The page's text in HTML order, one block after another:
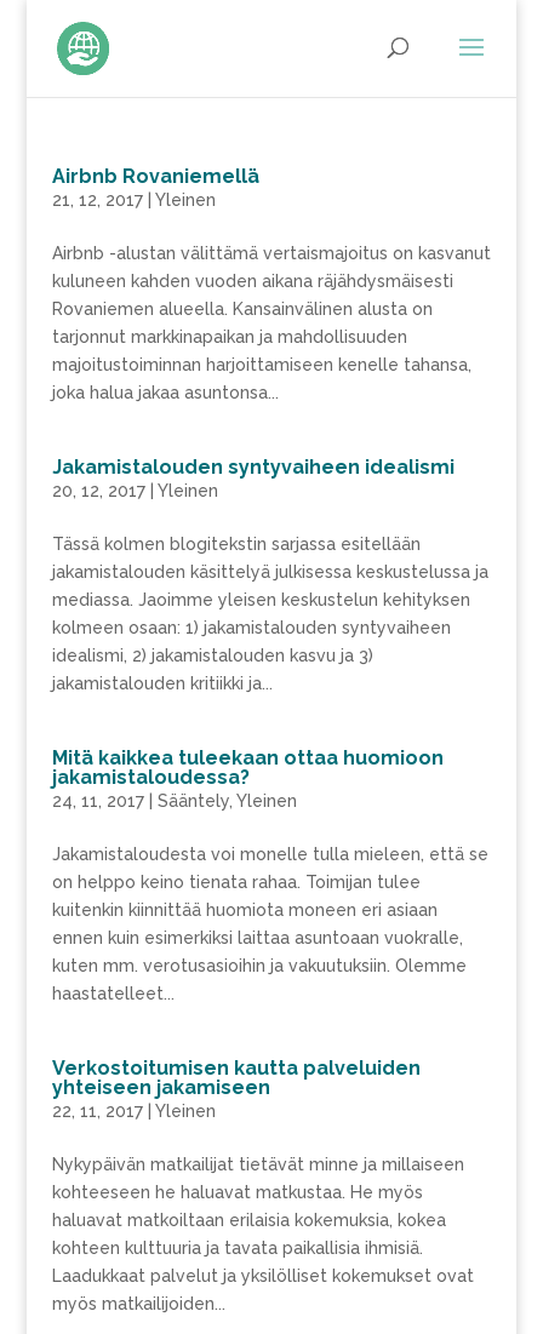
Airbnb Rovaniemellä
21, 12, 2017| Yleinen
Airbnb -alustan välittämä vertaismajoitus on kasvanut
kuluneen kahden vuoden aikana räjähdysmäisesti
Rovaniemen alueella. Kansainvälinen alusta on
tarjonnut markkinapaikan ja mahdollisuuden
majoitustoiminnan harjoittamiseen kenelle tahansa,
joka halua jakaa asuntonsa...
Jakamistalouden syntyvaiheen idealismi
20, 12, 2017| Yleinen
Tässä kolmen blogitekstin sarjassa esitellään
jakamistalouden käsittelyä julkisessa keskustelussa ja
mediassa. Jaoimme yleisen keskustelun kehityksen
kolmeen osaan: 1) jakamistalouden syntyvaiheen
idealismi, 2) jakamistalouden kasvu ja 3)
jakamistalouden kritiikki ja...
Mitä kaikkea tuleekaan ottaa huomioon
jakamistaloudessa?
24, 11, 2017| Sääntely, Yleinen
Jakamistaloudesta voi monelle tulla mieleen, että se
on helppo keino tienata rahaa. Toimijan tulee
kuitenkin kiinnittää huomiota moneen eri asiaan
ennen kuin esimerkiksi laittaa asuntoaan vuokralle,
kuten mm. verotusasioihin ja vakuutuksiin. Olemme
haastatelleet...
Verkostoitumisen kautta palveluiden
yhteiseen jakamiseen
22, 11, 2017| Yleinen
Nykypäivän matkailijat tietävät minne ja millaiseen
kohteeseen he haluavat matkustaa. He myös
haluavat matkoiltaan erilaisia kokemuksia, kokea
kohteen kulttuuria ja tavata paikallisia ihmisiä.
Laadukkaat palvelut ja yksilölliset kokemukset ovat
myös matkailijoiden...